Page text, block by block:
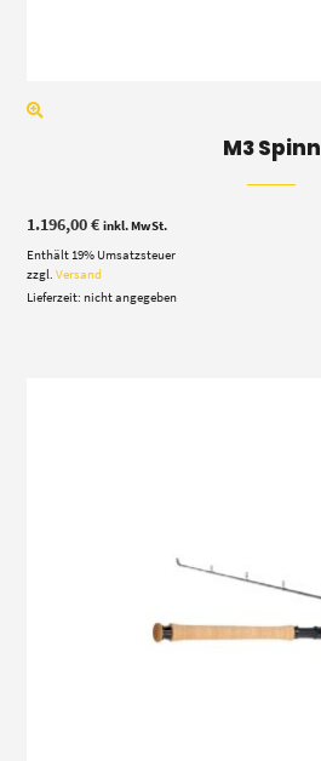
M3 Spinn
1.196,00€ inkl. MwSt.
Enthält 19% Umsatzsteuer
zzgl.Versand
Lieferzeit: nicht angegeben